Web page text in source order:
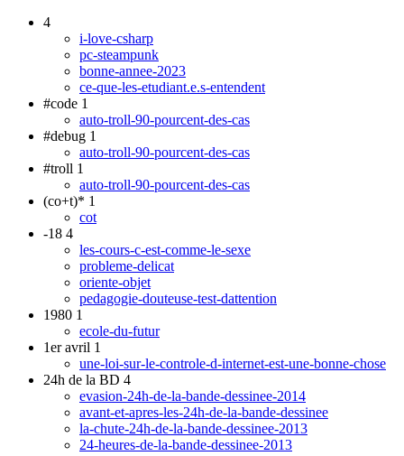
4
i-love-csharp
pc-steampunk
bonne-annee-2023
ce-que-les-etudiant.e.s-entendent
#code 1
auto-troll-90-pourcent-des-cas
#debug 1
auto-troll-90-pourcent-des-cas
#troll 1
auto-troll-90-pourcent-des-cas
(co+t)* 1
cot
-18 4
les-cours-c-est-comme-le-sexe
probleme-delicat
oriente-objet
pedagogie-douteuse-test-dattention
1980 1
ecole-du-futur
1er avril 1
une-loi-sur-le-controle-d-internet-est-une-bonne-chose
24h de la BD 4
evasion-24h-de-la-bande-dessinee-2014
avant-et-apres-les-24h-de-la-bande-dessinee
la-chute-24h-de-la-bande-dessinee-2013
24-heures-de-la-bande-dessinee-2013